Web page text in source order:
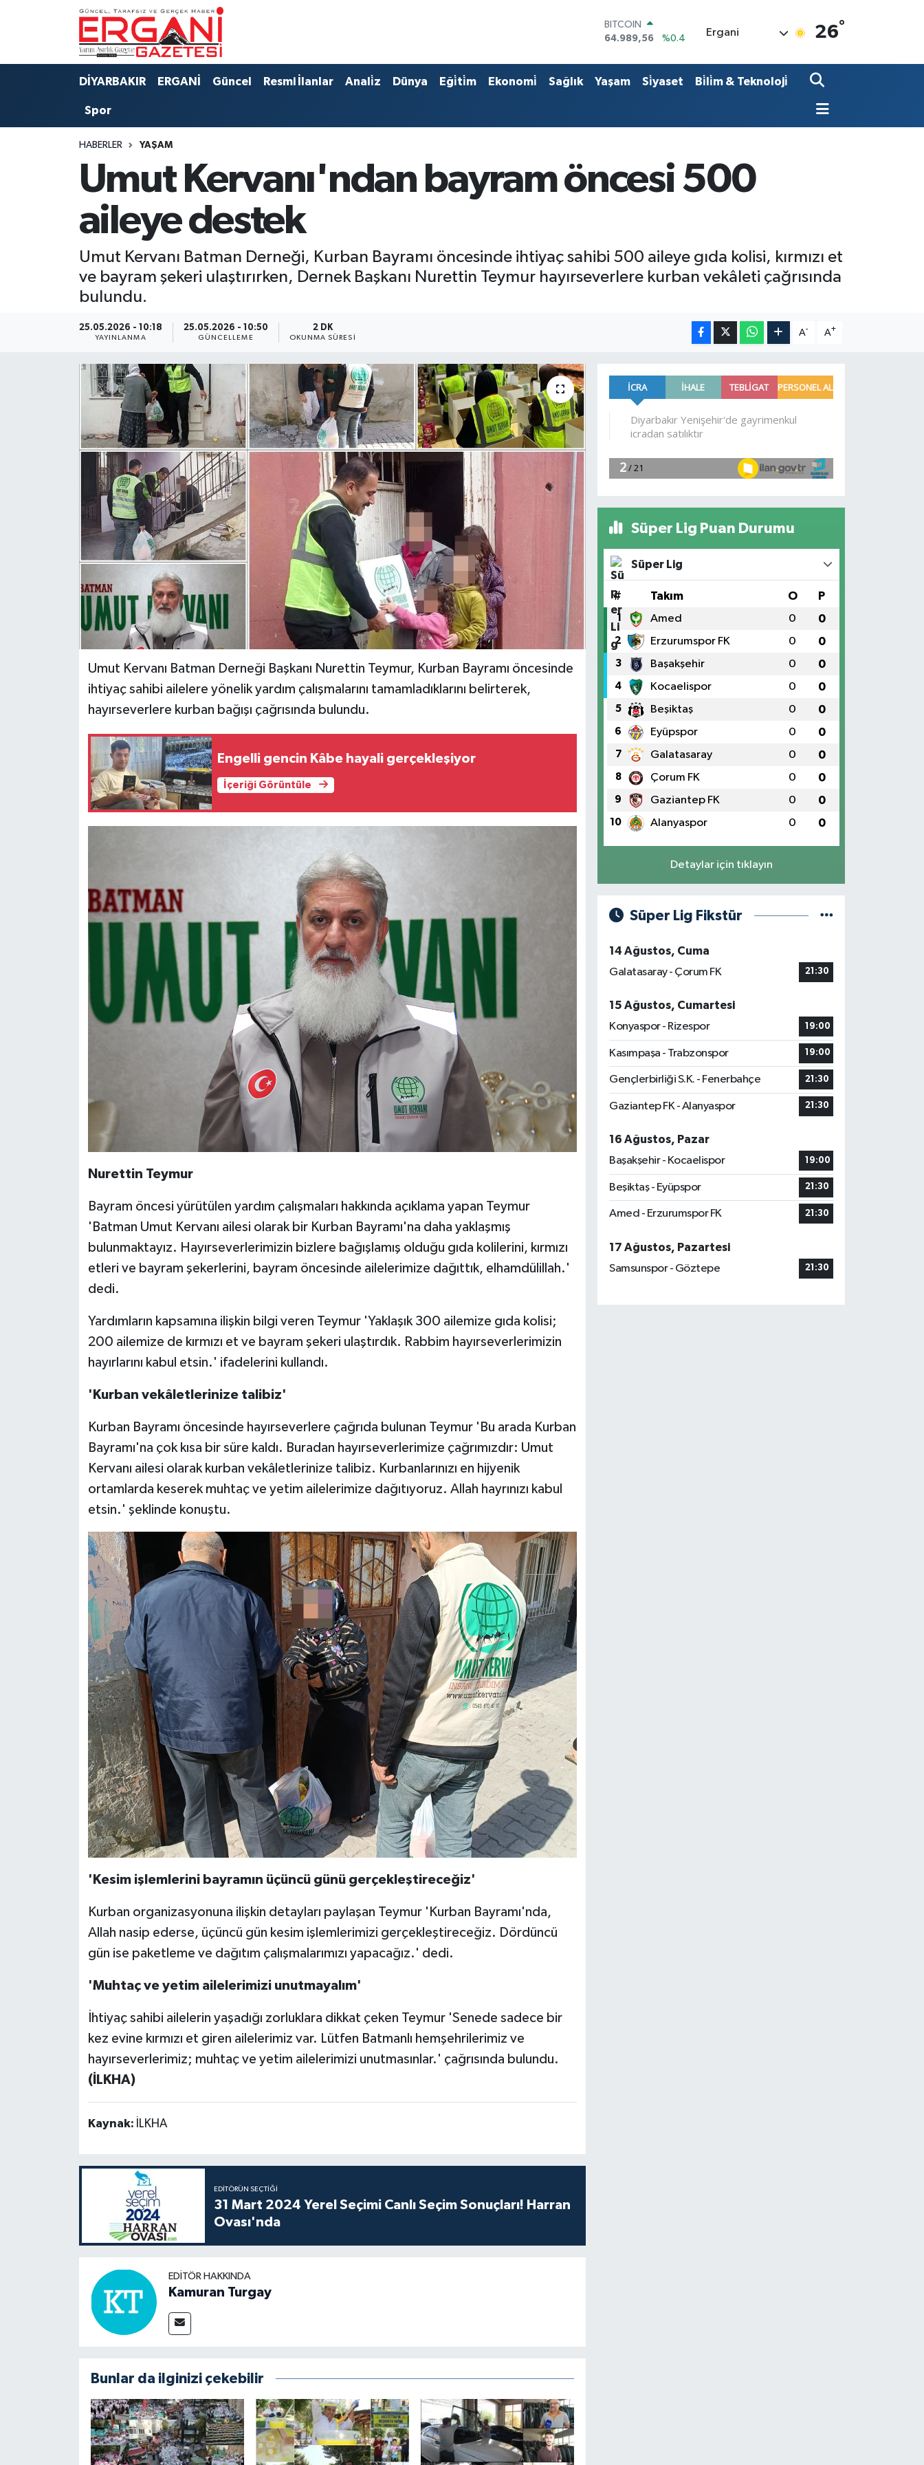
DOLAR
47,7239
%0.01
55,1823
%-0.06
STERLİN
64.989,56
%0.4
Ergani 26°
DİYARBAKIR ERGANİ Güncel Resmi İlanlar Anali̇z Dünya Eği̇ti̇m Ekonomi̇ Sağlık Yaşam Si̇yaset Bi̇li̇m & Teknoloji̇
Spor
HABERLER YAŞAM
Umut Kervanı'ndan bayram öncesi 500
aileye destek
Umut Kervanı Batman Derneği, Kurban Bayramı öncesinde ihtiyaç sahibi 500 aileye gıda kolisi, kırmızı et
ve bayram şekeri ulaştırırken, Dernek Başkanı Nurettin Teymur hayırseverlere kurban vekâleti çağrısında
bulundu.
25.05.2026 - 10:18
YAYINLANMA
25.05.2026 - 10:50
GÜNCELLEME
2 DK
OKUNMA SÜRESI
A- A+
Umut Kervanı Batman Derneği Başkanı Nurettin Teymur, Kurban Bayramı öncesinde
ihtiyaç sahibi ailelere yönelik yardım çalışmalarını tamamladıklarını belirterek,
hayırseverlere kurban bağışı çağrısında bulundu.
Engelli gencin Kâbe hayali gerçekleşiyor
İçeriği Görüntüle
Nurettin Teymur
Bayram öncesi yürütülen yardım çalışmaları hakkında açıklama yapan Teymur
'Batman Umut Kervanı ailesi olarak bir Kurban Bayramı'na daha yaklaşmış
bulunmaktayız. Hayırseverlerimizin bizlere bağışlamış olduğu gıda kolilerini, kırmızı
etleri ve bayram şekerlerini, bayram öncesinde ailelerimize dağıttık, elhamdülillah.'
dedi.
Yardımların kapsamına ilişkin bilgi veren Teymur 'Yaklaşık 300 ailemize gıda kolisi;
200 ailemize de kırmızı et ve bayram şekeri ulaştırdık. Rabbim hayırseverlerimizin
hayırlarını kabul etsin.' ifadelerini kullandı.
'Kurban vekâletlerinize talibiz'
Kurban Bayramı öncesinde hayırseverlere çağrıda bulunan Teymur 'Bu arada Kurban
Bayramı'na çok kısa bir süre kaldı. Buradan hayırseverlerimize çağrımızdır: Umut
Kervanı ailesi olarak kurban vekâletlerinize talibiz. Kurbanlarınızı en hijyenik
ortamlarda keserek muhtaç ve yetim ailelerimize dağıtıyoruz. Allah hayrınızı kabul
etsin.' şeklinde konuştu.
'Kesim işlemlerini bayramın üçüncü günü gerçekleştireceğiz'
Kurban organizasyonuna ilişkin detayları paylaşan Teymur 'Kurban Bayramı'nda,
Allah nasip ederse, üçüncü gün kesim işlemlerimizi gerçekleştireceğiz. Dördüncü
gün ise paketleme ve dağıtım çalışmalarımızı yapacağız.' dedi.
'Muhtaç ve yetim ailelerimizi unutmayalım'
İhtiyaç sahibi ailelerin yaşadığı zorluklara dikkat çeken Teymur 'Senede sadece bir
kez evine kırmızı et giren ailelerimiz var. Lütfen Batmanlı hemşehrilerimiz ve
hayırseverlerimiz; muhtaç ve yetim ailelerimizi unutmasınlar.' çağrısında bulundu.
(İLKHA)
Kaynak: İLKHA
EDITÖRÜN SEÇTIĞI
31 Mart 2024 Yerel Seçimi Canlı Seçim Sonuçları! Harran
Ovası'nda
EDITÖR HAKKINDA
Kamuran Turgay
Bunlar da ilginizi çekebilir
Süper Lig Puan Durumu
Süper Lig
# Takım O P
1 Amed 0 0
2 Erzurumspor FK 0 0
3 Başakşehir 0 0
4 Kocaelispor 0 0
5 Beşiktaş 0 0
6 Eyüpspor 0 0
7 Galatasaray 0 0
8 Çorum FK 0 0
9 Gaziantep FK 0 0
10 Alanyaspor 0 0
Detaylar için tıklayın
Süper Lig Fikstür
14 Ağustos, Cuma
Galatasaray - Çorum FK
21:30
15 Ağustos, Cumartesi
Konyaspor - Rizespor
19:00
Kasımpaşa - Trabzonspor 19:00
Gençlerbirliği S.K. - Fenerbahçe 21:30
Gaziantep FK - Alanyaspor 21:30
16 Ağustos, Pazar
Başakşehir - Kocaelispor
19:00
Beşiktaş - Eyüpspor 21:30
Amed - Erzurumspor FK 21:30
17 Ağustos, Pazartesi
Samsunspor - Göztepe
21:30
DİYARBAKIR
BAĞLAR
ERGANİ
Resmi İlanlar
Bi̇li̇m & Teknoloji̇
Ergani Nöbetçi Eczaneler
Ergani Hava Durumu
Tüm Manşetler
Son Dakika Haberleri
Haber Arşivi